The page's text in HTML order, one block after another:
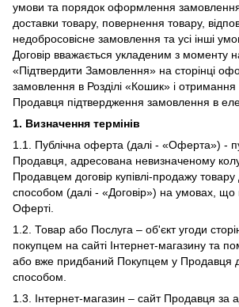
умови та порядок оформлення
доставки товару, повернення товару,
недобросовісне замовлення та усі інші
Договір вважається укладеним з моменту
«Підтвердити Замовлення» на сторінці
замовлення в Розділі «Кошик» і
Продавця підтвердження замовлення в
1. Визначення термінів
1.1. Публічна оферта (далі - «Оферта») -
Продавця, адресована невизначеному колу
Продавцем договір купівлі-продажу
способом (далі - «Договір») на умовах, що
Оферті.
1.2. Товар або Послуга – об'єкт угоди
покупцем на сайті Інтернет-магазину та
або вже придбаний Покупцем у Продавця
способом.
1.3. Інтернет-магазин – сайт Продавця за